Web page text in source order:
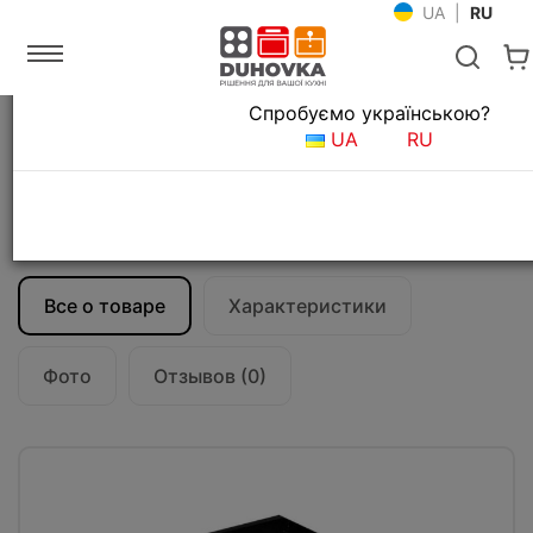
UA RU
Кухонные вытяжки
Вытяжка кухонная Falmec PLANE Plus
Все о товаре Характеристики
Фото Отзывов (0)
Язык магазина
Спробуємо українською?
UA
RU